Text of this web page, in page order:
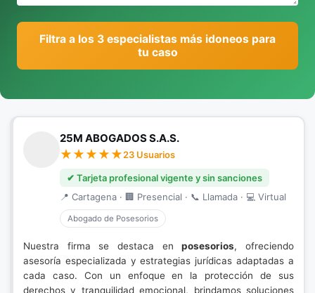
Filtra a los 3 especialistas más idoneos para
tu caso
25M ABOGADOS S.A.S.
23 Usuarios
✔ Tarjeta profesional vigente y sin sanciones
📍 Cartagena · 🏢 Presencial · 📞 Llamada · 💻 Virtual
Abogado de Posesorios
Nuestra firma se destaca enposesorios, ofreciendo
asesoría especializada y estrategias jurídicas adaptadas a
cada caso. Con un enfoque en la protección de sus
derechos y tranquilidad emocional, brindamos soluciones